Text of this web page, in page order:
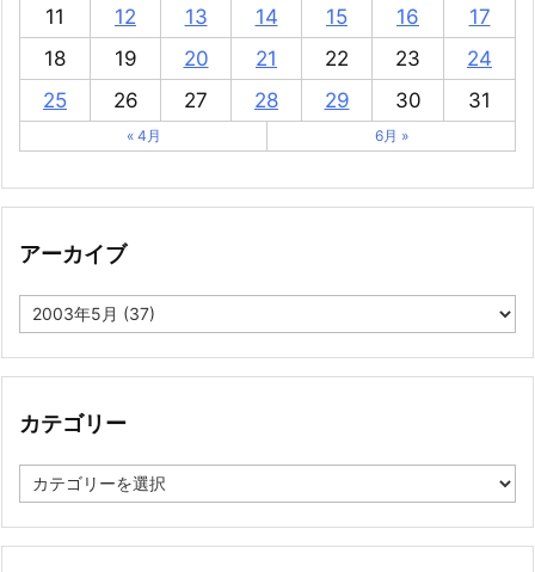
11
12 13 14 15 16
17
18
19 20 21 22 23
24
25
26 27 28 29 30 31
« 4月 6月 »
アーカイブ
ア
ー
イ
カテゴリー
テ
リ